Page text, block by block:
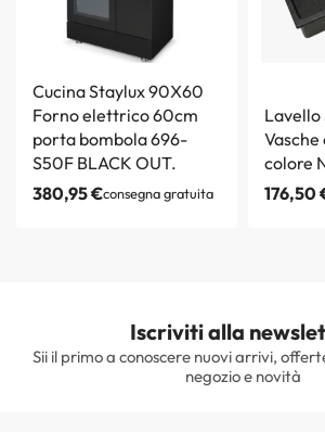
Cucina Staylux 90X60
Forno elettrico 60cm
porta bombola 696-
S50F BLACK OUT.
380,95€consegna gratuita
Lavello
colore
176,50
Iscriviti alla
Sii il primo a conoscere nuovi arrivi,
negozio e novità